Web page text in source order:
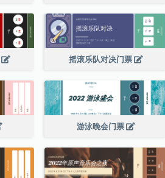
摇滚乐队对决门票
游泳晚会门票